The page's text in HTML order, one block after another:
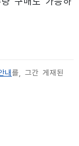
내를, 그간 게재된